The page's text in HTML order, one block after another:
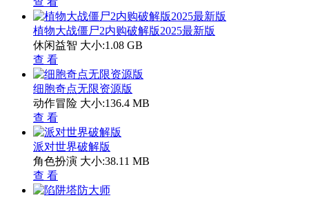
植物大战僵尸2内购破解版2025最新版
休闲益智 大小:1.08 GB
查 看
细胞奇点无限资源版
动作冒险 大小:136.4 MB
查 看
派对世界破解版
角色扮演 大小:38.11 MB
查 看